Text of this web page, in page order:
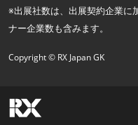
※出展社数は、出展契約企業に
ナー企業数も含みます。
Copyright © RX Japan GK